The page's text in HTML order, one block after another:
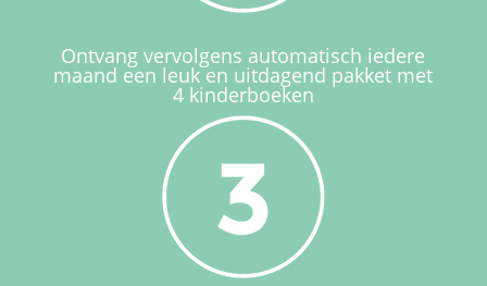
Ontvang vervolgens automatisch iedere
maand een leuk en uitdagend pakket met
4 kinderboeken